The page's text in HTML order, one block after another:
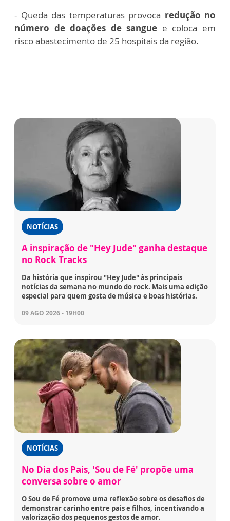
- Queda das temperaturas provoca redução no
número de doações de sangue e coloca em
risco abastecimento de 25 hospitais da região.
NOTÍCIAS
A inspiração de "Hey Jude" ganha destaque
no Rock Tracks
Da história que inspirou "Hey Jude" às principais
notícias da semana no mundo do rock. Mais uma edição
especial para quem gosta de música e boas histórias.
09 AGO 2026 - 19H00
NOTÍCIAS
No Dia dos Pais, 'Sou de Fé' propõe uma
conversa sobre o amor
O Sou de Fé promove uma reflexão sobre os desafios de
demonstrar carinho entre pais e filhos, incentivando a
valorização dos pequenos gestos de amor.